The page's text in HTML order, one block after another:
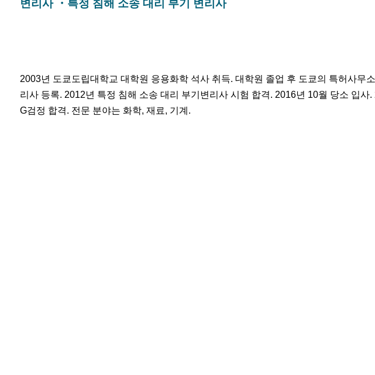
변리사 ・특정 침해 소송 대리 부기 변리사
2003년 도쿄도립대학교 대학원 응용화학 석사 취득. 대학원 졸업 후 도쿄의 특허사무
리사 등록. 2012년 특정 침해 소송 대리 부기변리사 시험 합격. 2016년 10월 당소 입
G검정 합격. 전문 분야는 화학, 재료, 기계.